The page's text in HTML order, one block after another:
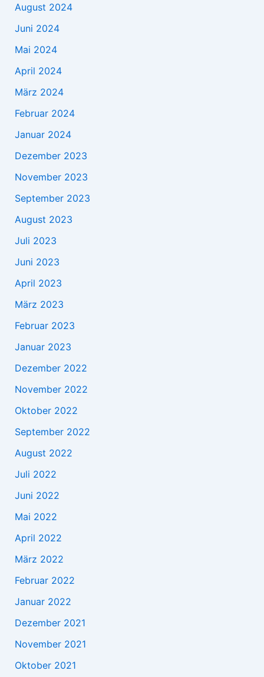
August 2024
Juni 2024
Mai 2024
April 2024
März 2024
Februar 2024
Januar 2024
Dezember 2023
November 2023
September 2023
August 2023
Juli 2023
Juni 2023
April 2023
März 2023
Februar 2023
Januar 2023
Dezember 2022
November 2022
Oktober 2022
September 2022
August 2022
Juli 2022
Juni 2022
Mai 2022
April 2022
März 2022
Februar 2022
Januar 2022
Dezember 2021
November 2021
Oktober 2021